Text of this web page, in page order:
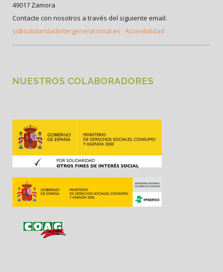
49017 Zamora
Contacte con nosotros a través del siguiente email:
si@solidaridadintergeneracional.es Accesibilidad
NUESTROS COLABORADORES